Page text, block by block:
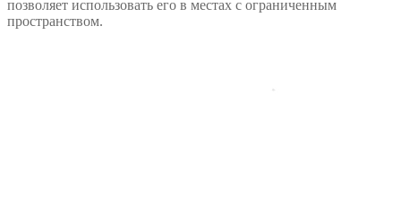
позволяет использовать его в местах с ограниченным
пространством.